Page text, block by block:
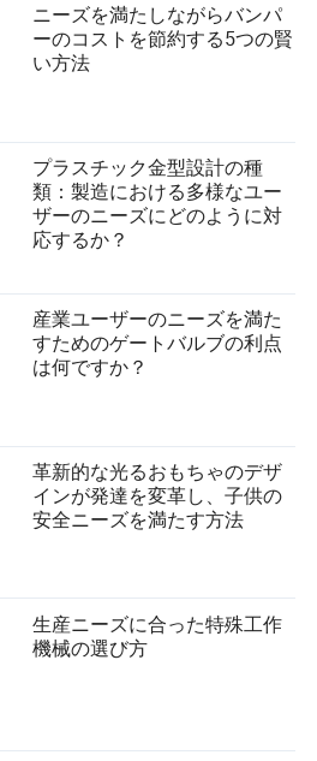
ニーズを満たしながらバンパ
ーのコストを節約する5つの賢
い方法
プラスチック金型設計の種
類：製造における多様なユー
ザーのニーズにどのように対
応するか？
産業ユーザーのニーズを満た
すためのゲートバルブの利点
は何ですか？
革新的な光るおもちゃのデザ
インが発達を変革し、子供の
安全ニーズを満たす方法
生産ニーズに合った特殊工作
機械の選び方